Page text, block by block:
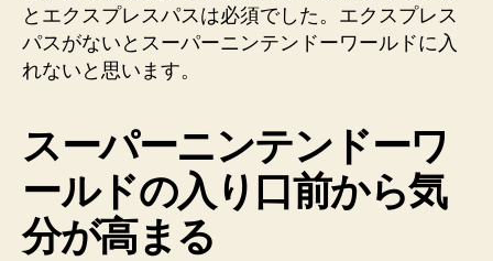
とエクスプレスパスは必須でした。エクスプレス
パスがないとスーパーニンテンドーワールドに入
れないと思います。
スーパーニンテンドーワ
ールドの入り口前から気
分が高まる